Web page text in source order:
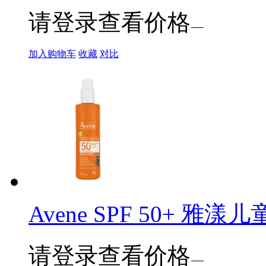
请登录查看价格
加入购物车 收藏 对比
Avene SPF 50+ 雅漾儿
请登录查看价格